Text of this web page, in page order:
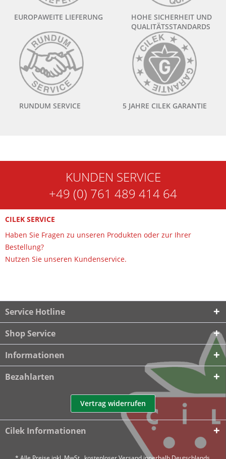
EUROPAWEITE LIEFERUNG
HOHE SICHERHEIT UND
QUALITÄTSSTANDARDS
RUNDUM SERVICE 5 JAHRE CILEK GARANTIE
KUNDEN SERVICE
+49 (0) 761 489 414 64
CILEK SERVICE
Haben Sie Fragen zu unseren Produkten oder zur Ihrer
Bestellung?
Nutzen Sie unseren Kundenservice.
Service Hotline
Shop Service
Informationen
Bezahlarten
Vertrag widerrufen
Cilek Informationen